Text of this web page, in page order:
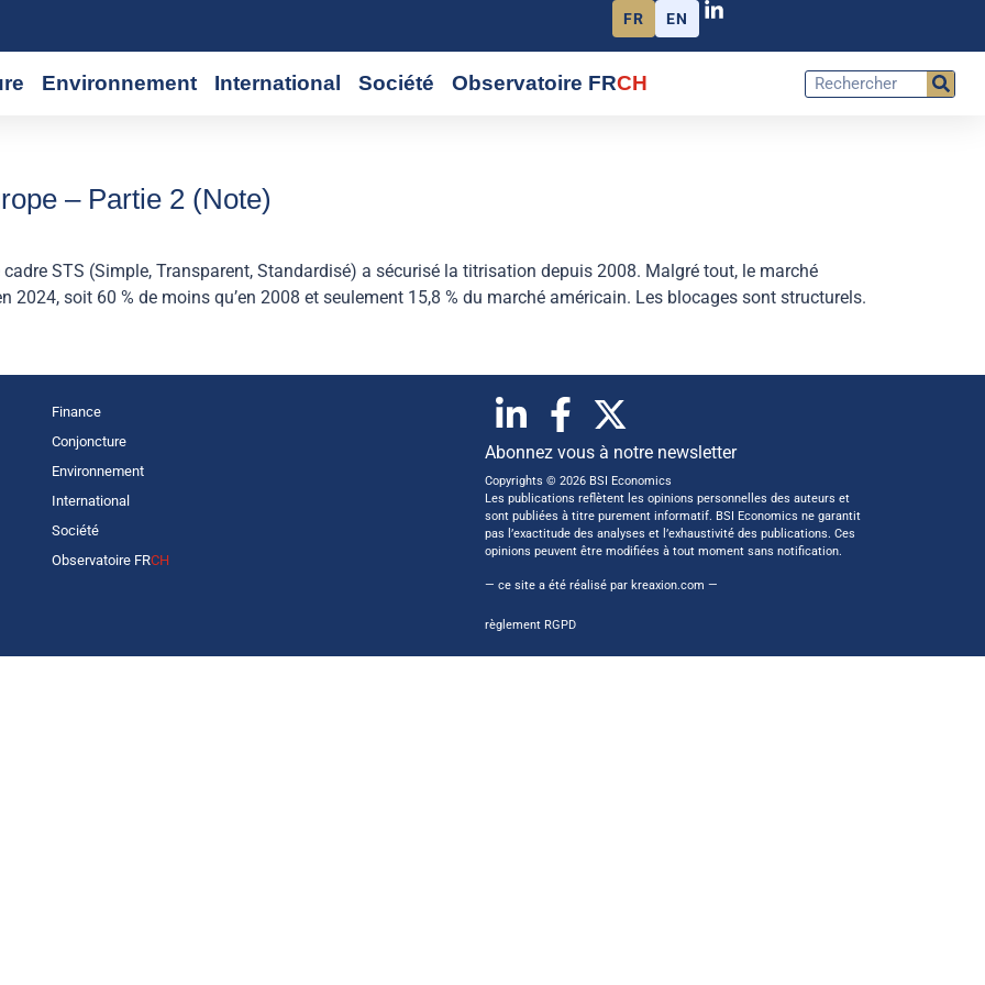
FR EN
Environnement International Société Observatoire FRCH
– Partie 2 (Note)
STS (Simple, Transparent, Standardisé) a sécurisé la titrisation depuis 2008. Malgré tout, le marché
2024, soit 60 % de moins qu’en 2008 et seulement 15,8 % du marché américain. Les blocages sont structurels.
Finance
Conjoncture
Environnement
International
Société
Observatoire FRCH
Abonnez vous à notre newsletter
Copyrights © 2026 BSI Economics
Les publications reflètent les opinions personnelles des auteurs et
sont publiées à titre purement informatif. BSI Economics ne garantit
pas l’exactitude des analyses et l’exhaustivité des publications. Ces
opinions peuvent être modifiées à tout moment sans notification.
— ce site a été réalisé par kreaxion.com —
règlement RGPD